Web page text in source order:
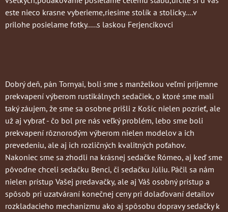
este nieco krasne vyberieme,riesime stolík a stolicky....v
prilohe posielame fotky.....s laskou Ferjencikovci
Dobrý deň, pán Tornyai, boli sme s manželkou veľmi príjemne
prekvapení výberom rustikálnych sedačiek, o ktoré sme mali
taký záujem, že sme sa osobne prišli z Košíc nielen pozrieť, ale
už aj vybrať - čo bol pre nás veľký problém, lebo sme boli
prekvapení rôznorodým výberom nielen modelov a ich
prevedeniu, ale aj ich rozličných kvalitných poťahov.
Nakoniec sme sa zhodli na krásnej sedačke Rómeo, aj keď sme
pôvodne chceli sedačku Benci, či sedačku Júliu. Páčil sa nám
nielen prístup Vašej predavačky, ale aj Váš osobný prístup a
spôsob pri uzatváraní konečnej ceny pri dolaďovaní detailov
rozkladacieho mechanizmu ako aj spôsobu dopravy sedačky k